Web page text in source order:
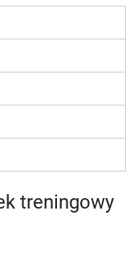
treningowy